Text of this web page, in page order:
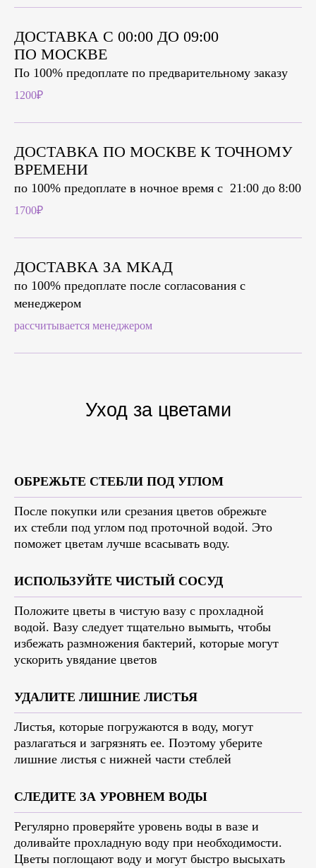
ДОСТАВКА С 00:00 ДО 09:00
ПО МОСКВЕ
По 100% предоплате по предварительному заказу
1200₽
ДОСТАВКА ПО МОСКВЕ К ТОЧНОМУ
ВРЕМЕНИ
по 100% предоплате в ночное время c 21:00 до 8:00
1700₽
ДОСТАВКА ЗА МКАД
по 100% предоплате после согласования с
менеджером
рассчитывается менеджером
Уход за цветами
ОБРЕЖЬТЕ СТЕБЛИ ПОД УГЛОМ
После покупки или срезания цветов обрежьте
их стебли под углом под проточной водой. Это
поможет цветам лучше всасывать воду.
ИСПОЛЬЗУЙТЕ ЧИСТЫЙ СОСУД
Положите цветы в чистую вазу с прохладной
водой. Вазу следует тщательно вымыть, чтобы
избежать размножения бактерий, которые могут
ускорить увядание цветов
УДАЛИТЕ ЛИШНИЕ ЛИСТЬЯ
Листья, которые погружаются в воду, могут
разлагаться и загрязнять ее. Поэтому уберите
лишние листья с нижней части стеблей
СЛЕДИТЕ ЗА УРОВНЕМ ВОДЫ
Регулярно проверяйте уровень воды в вазе и
доливайте прохладную воду при необходимости.
Цветы поглощают воду и могут быстро высыхать